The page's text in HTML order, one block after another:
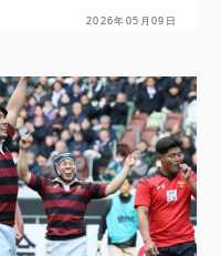
2026年05月09日